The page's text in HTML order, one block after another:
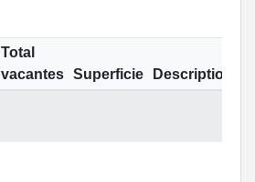
Total
vacantes
Superficie
Description